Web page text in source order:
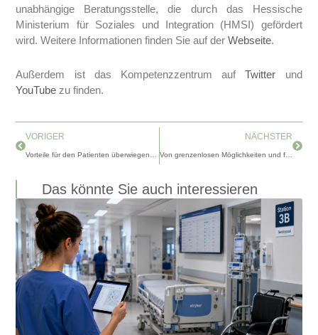
unabhängige Beratungsstelle, die durch das Hessische
Ministerium für Soziales und Integration (HMSI) gefördert
wird. Weitere Informationen finden Sie auf derWebseite.
Außerdem ist das Kompetenzzentrum aufTwitter und
YouTube zu finden.
Zurück
VORIGER NÄCHSTER
Von grenzenlosen Möglichkeiten und fehlendem Mut – Sebastian Dost über die Zukunft von eHealth
Das könnte Sie auch interessieren